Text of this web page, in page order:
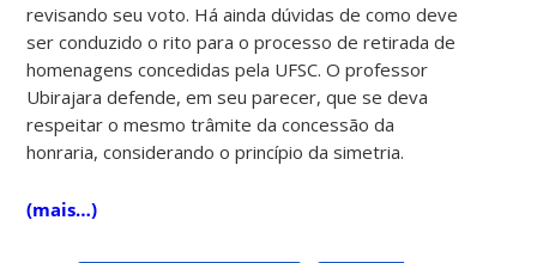
revisando seu voto. Há ainda dúvidas de como deve
ser conduzido o rito para o processo de retirada de
homenagens concedidas pela UFSC. O professor
Ubirajara defende, em seu parecer, que se deva
respeitar o mesmo trâmite da concessão da
honraria, considerando o princípio da simetria.
(mais…)